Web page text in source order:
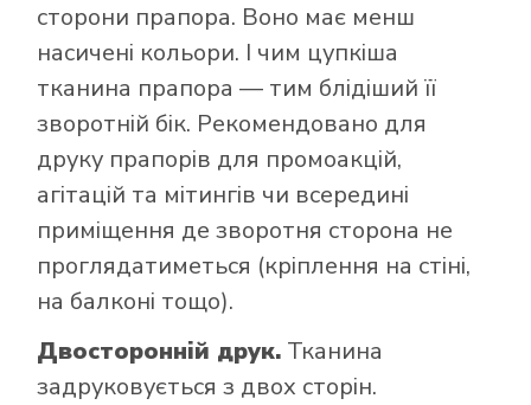
сторони прапора. Воно має менш
насичені кольори. І чим цупкіша
тканина прапора — тим блідіший її
зворотній бік. Рекомендовано для
друку прапорів для промоакцій,
агітацій та мітингів чи всередині
приміщення де зворотня сторона не
проглядатиметься (кріплення на стіні,
на балконі тощо).
Двосторонній друк. Тканина
задруковується з двох сторін.